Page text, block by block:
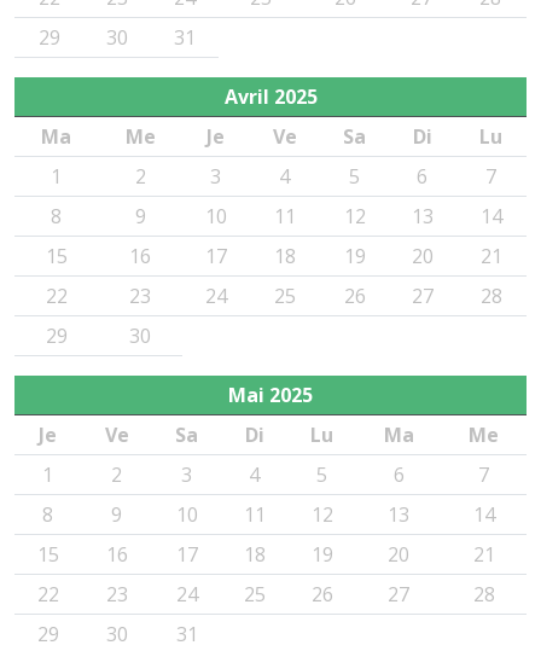
29
30 31
Avril 2025
Ma
Me Je Ve Sa Di
Lu
1
2 3 4 5 6
7
8
9 10 11 12 13
14
15
16 17 18 19 20
21
22
23 24 25 26 27
28
29
30
Mai 2025
Je
Ve Sa Di Lu Ma
Me
1
2 3 4 5 6
7
8
9 10 11 12 13
14
15
16 17 18 19 20
21
22
23 24 25 26 27
28
29
30 31